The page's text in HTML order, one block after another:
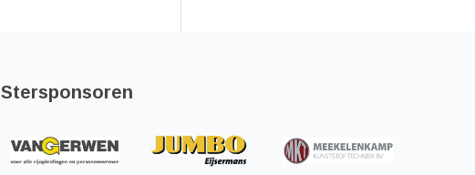
Stersponsoren